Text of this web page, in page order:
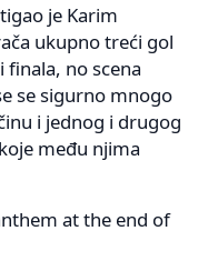
je Karim
ukupno treći gol
no scena
se sigurno mnogo
i jednog i drugog
među njima
at the end of